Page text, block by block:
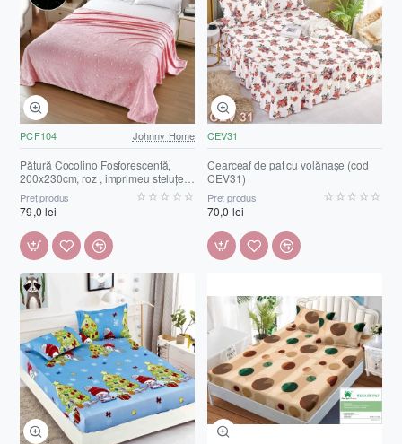
PCF104 Johnny Home
Pătură Cocolino Fosforescentă,
200x230cm, roz , imprimeu steluțe
albe, PCF104
Preț produs
79,0 lei
CEV31
Cearceaf de pat cu volănașe (cod
CEV31)
Preț produs
70,0 lei